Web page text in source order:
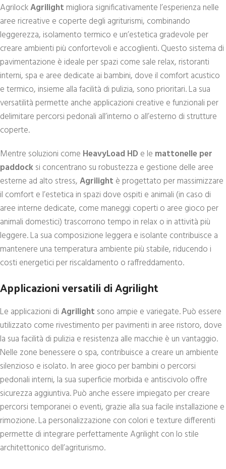
AgrilockAgrilight migliora significativamente l’esperienza nelle
aree ricreative e coperte degli agriturismi, combinando
leggerezza, isolamento termico e un’estetica gradevole per
creare ambienti più confortevoli e accoglienti. Questo sistema di
pavimentazione è ideale per spazi come sale relax, ristoranti
interni, spa e aree dedicate ai bambini, dove il comfort acustico
e termico, insieme alla facilità di pulizia, sono prioritari. La sua
versatilità permette anche applicazioni creative e funzionali per
delimitare percorsi pedonali all’interno o all’esterno di strutture
coperte.
Mentre soluzioni come HeavyLoad HD e le mattonelle per
paddocksi concentrano su robustezza e gestione delle aree
esterne ad alto stress,Agrilight è progettato per massimizzare
il comfort e l’estetica in spazi dove ospiti e animali (in caso di
aree interne dedicate, come maneggi coperti o aree gioco per
animali domestici) trascorrono tempo in relax o in attività più
leggere. La sua composizione leggera e isolante contribuisce a
mantenere una temperatura ambiente più stabile, riducendo i
costi energetici per riscaldamento o raffreddamento.
Applicazioni versatili di Agrilight
Le applicazioni diAgrilight sono ampie e variegate. Può essere
utilizzato come rivestimento per pavimenti in aree ristoro, dove
la sua facilità di pulizia e resistenza alle macchie è un vantaggio.
Nelle zone benessere o spa, contribuisce a creare un ambiente
silenzioso e isolato. In aree gioco per bambini o percorsi
pedonali interni, la sua superficie morbida e antiscivolo offre
sicurezza aggiuntiva. Può anche essere impiegato per creare
percorsi temporanei o eventi, grazie alla sua facile installazione e
rimozione. La personalizzazione con colori e texture differenti
permette di integrare perfettamente Agrilight con lo stile
architettonico dell’agriturismo.